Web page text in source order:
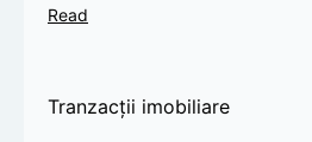
Read
Tranzacții imobiliare